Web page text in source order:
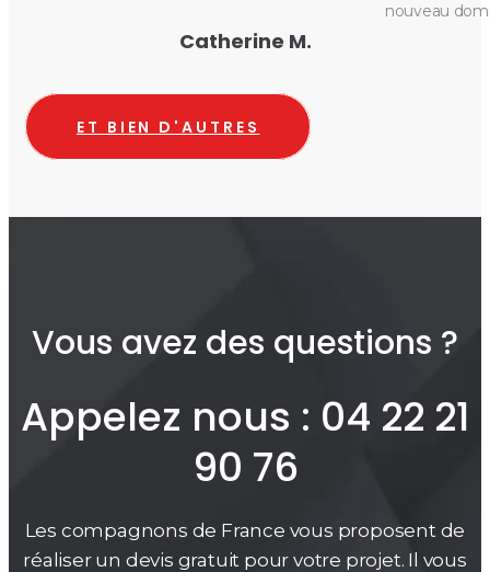
nouveau
Catherine M.
ET BIEN D'AUTRES
Vous avez des questions ?
Appelez nous : 04 22 21
90 76
Les compagnons de France vous proposent de
réaliser un devis gratuit pour votre projet. Il vous